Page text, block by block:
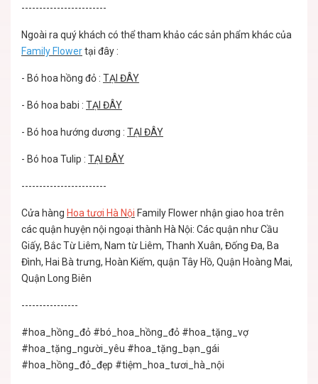
------------------------
Ngoài ra quý khách có thể tham khảo các sản phẩm khác của
Family Flowertại đây :
- Bó hoa hồng đỏ : TẠI ĐÂY
- Bó hoa babi : TẠI ĐÂY
- Bó hoa hướng dương : TẠI ĐÂY
- Bó hoa Tulip : TẠI ĐÂY
------------------------
Cửa hàng Hoa tươi Hà Nội Family Flower nhận giao hoa trên
các quận huyện nội ngoại thành Hà Nội: Các quận như Cầu
Giấy, Bắc Từ Liêm, Nam từ Liêm, Thanh Xuân, Đống Đa, Ba
Đình, Hai Bà trưng, Hoàn Kiếm, quận Tây Hồ, Quận Hoàng Mai,
Quận Long Biên
----------------
#hoa_hồng_đỏ #bó_hoa_hồng_đỏ #hoa_tặng_vợ
#hoa_tặng_người_yêu #hoa_tặng_bạn_gái
#hoa_hồng_đỏ_đẹp #tiệm_hoa_tươi_hà_nội